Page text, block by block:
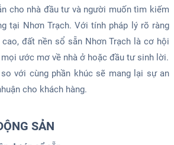
cho nhà đầu tư và người muốn tìm kiếm
tại Nhơn Trạch. Với tính pháp lý rõ ràng
đất nền sổ sẵn Nhơn Trạch là cơ hội
ước mơ về nhà ở hoặc đầu tư sinh lời.
với cùng phần khúc sẽ mang lại sự an
cho khách hàng.
SẢN